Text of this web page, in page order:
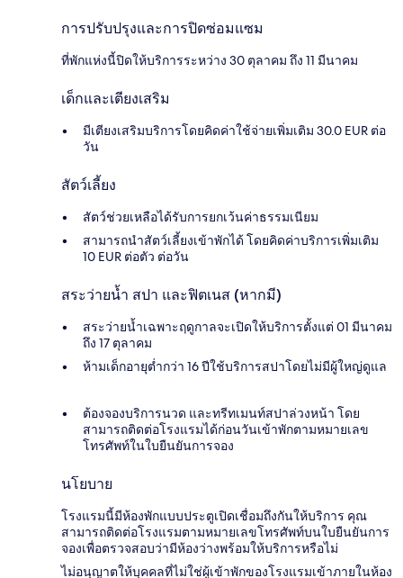
การปรับปรุงและการปิดซ่อมแซม
ที่พักแห่งนี้ปิดให้บริการระหว่าง 30 ตุลาคม ถึง 11 มีนาคม
เด็กและเตียงเสริม
มีเตียงเสริมบริการโดยคิดค่าใช้จ่ายเพิ่มเติม 30.0 EUR ต่อ
วัน
สัตว์เลี้ยง
สัตว์ช่วยเหลือได้รับการยกเว้นค่าธรรมเนียม
สามารถนำสัตว์เลี้ยงเข้าพักได้ โดยคิดค่าบริการเพิ่มเติม
10 EUR ต่อตัว ต่อวัน
สระว่ายน้ำ สปา และฟิตเนส (หากมี)
สระว่ายน้ำเฉพาะฤดูกาลจะเปิดให้บริการตั้งแต่ 01 มีนาคม
ถึง 17 ตุลาคม
ห้ามเด็กอายุต่ำกว่า 16 ปีใช้บริการสปาโดยไม่มีผู้ใหญ่ดูแล
ต้องจองบริการนวด และทรีทเมนท์สปาล่วงหน้า โดย
สามารถติดต่อโรงแรมได้ก่อนวันเข้าพักตามหมายเลข
โทรศัพท์ในใบยืนยันการจอง
นโยบาย
โรงแรมนี้มีห้องพักแบบประตูเปิดเชื่อมถึงกันให้บริการ คุณ
สามารถติดต่อโรงแรมตามหมายเลขโทรศัพท์บนใบยืนยันการ
จองเพื่อตรวจสอบว่ามีห้องว่างพร้อมให้บริการหรือไม่
ไม่อนุญาตให้บุคคลที่ไม่ใช่ผู้เข้าพักของโรงแรมเข้าภายในห้อง